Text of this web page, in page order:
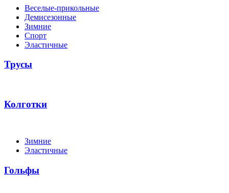
Веселые-прикольные
Демисезонные
Зимние
Спорт
Эластичные
Трусы
Колготки
Зимние
Эластичные
Гольфы